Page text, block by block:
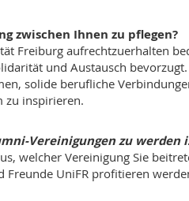
zwischen Ihnen zu pflegen?
Freiburg aufrechtzuerhalten
und Austausch
solide berufliche
zu inspirieren.
Vereinigungen zu werden
welcher Vereinigung Sie
Freunde UniFR profitieren